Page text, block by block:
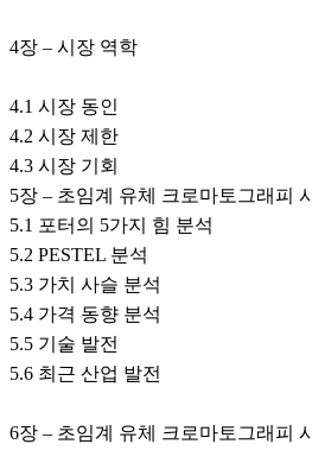
4장 – 시장 역학
4.1 시장 동인
4.2 시장 제한
4.3 시장 기회
5장 – 초임계 유체 크로마토그래피
5.1 포터의 5가지 힘 분석
5.2 PESTEL 분석
5.3 가치 사슬 분석
5.4 가격 동향 분석
5.5 기술 발전
5.6 최근 산업 발전
6장 – 초임계 유체 크로마토그래피